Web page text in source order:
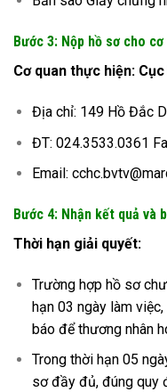
Bước 3: Nộp hồ sơ cho
Cơ quan thực hiện:
Địa chỉ: 149 Hồ Đắc
ĐT: 024.3533.0361
Email:
Bước 4: Nhận kết quả và
Thời hạn giải quyết:
Trường hợp hồ sơ
hạn 03 ngày làm
báo để thương nhân
Trong thời hạn 05
sơ đầy đủ, đúng quy